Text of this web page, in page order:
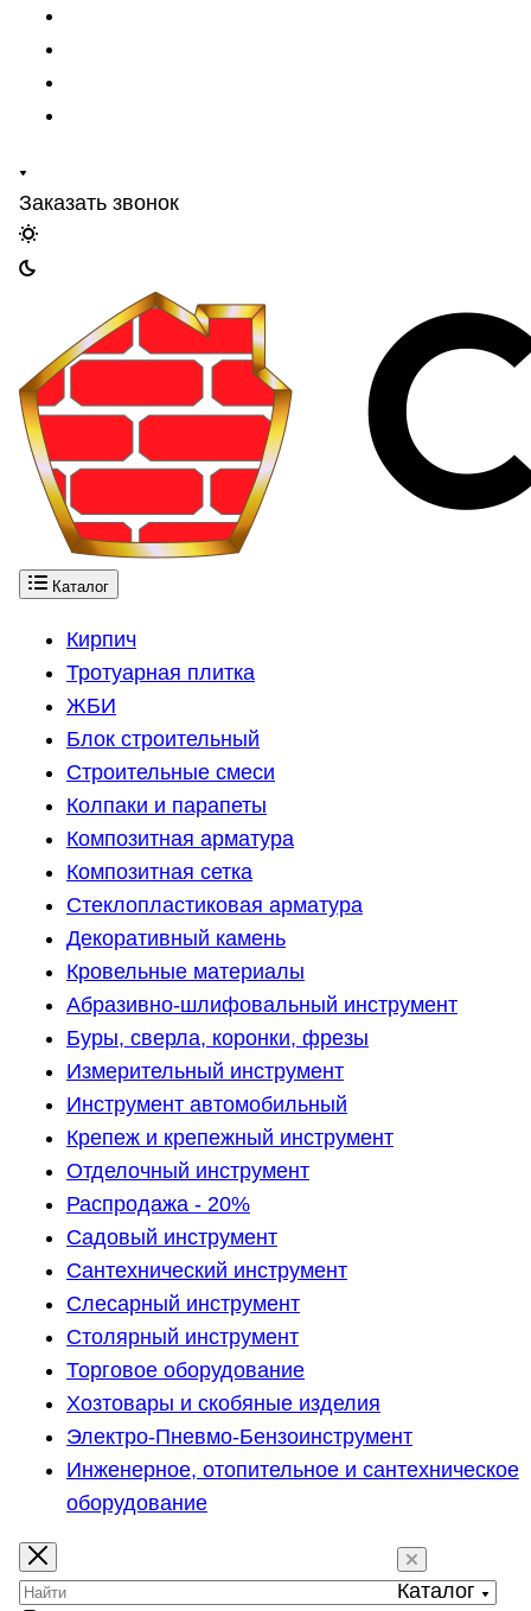
Заказать звонок
Каталог
Кирпич
Тротуарная плитка
ЖБИ
Блок строительный
Строительные смеси
Колпаки и парапеты
Композитная арматура
Композитная сетка
Стеклопластиковая арматура
Декоративный камень
Кровельные материалы
Абразивно-шлифовальный инструмент
Буры, сверла, коронки, фрезы
Измерительный инструмент
Инструмент автомобильный
Крепеж и крепежный инструмент
Отделочный инструмент
Распродажа - 20%
Садовый инструмент
Сантехнический инструмент
Слесарный инструмент
Столярный инструмент
Торговое оборудование
Хозтовары и скобяные изделия
Электро-Пневмо-Бензоинструмент
Инженерное, отопительное и сантехническое
оборудование
Каталог